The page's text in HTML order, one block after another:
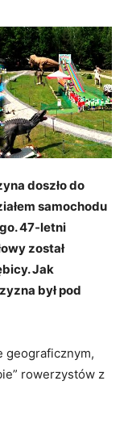
doszło do
samochodu
47-letni
został
Jak
był pod
geograficznym,
rowerzystów z